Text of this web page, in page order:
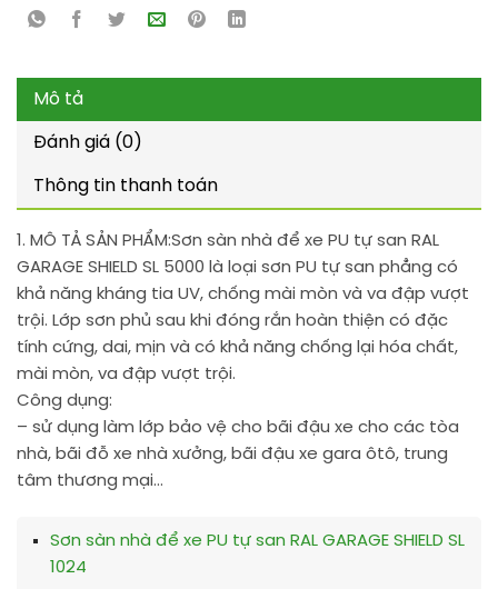
Mô tả
Đánh giá (0)
Thông tin thanh toán
1. MÔ TẢ SẢN PHẨM:Sơn sàn nhà để xe PU tự san RAL
GARAGE SHIELD SL 5000 là loại sơn PU tự san phẳng có
khả năng kháng tia UV, chống mài mòn và va đập vượt
trội. Lớp sơn phủ sau khi đóng rắn hoàn thiện có đặc
tính cứng, dai, mịn và có khả năng chống lại hóa chất,
mài mòn, va đập vượt trội.
Công dụng:
– sử dụng làm lớp bảo vệ cho bãi đậu xe cho các tòa
nhà, bãi đỗ xe nhà xưởng, bãi đậu xe gara ôtô, trung
tâm thương mại…
Sơn sàn nhà để xe PU tự san RAL GARAGE SHIELD SL
1024